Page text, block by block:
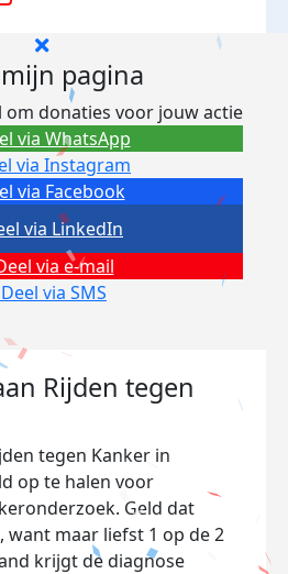
pagina
om donaties voor jouw actie
via Facebook
via Instagram
via e-mail
Deel via SMS
via LinkedIn
via WhatsApp
Rijden tegen
tegen Kanker in
op te halen voor
Geld dat
want maar liefst 1 op de 2
krijgt de diagnose